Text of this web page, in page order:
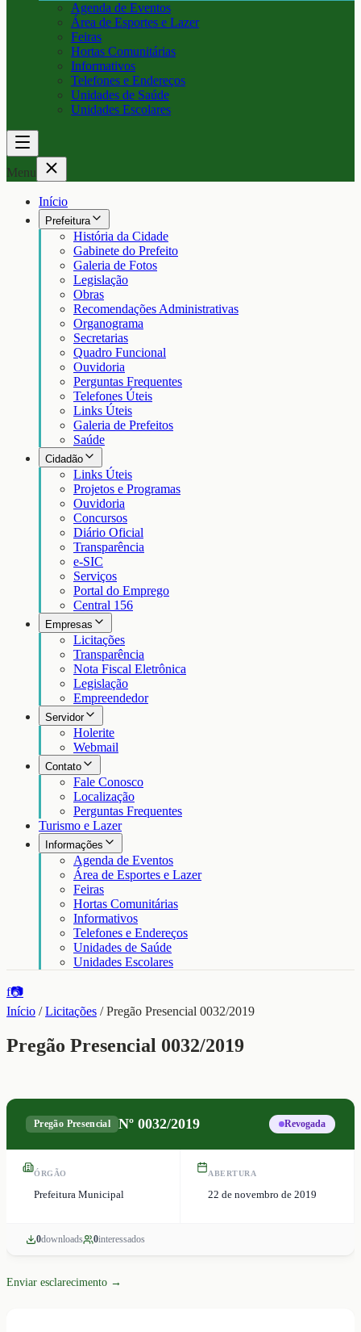
Agenda de Eventos
Área de Esportes e Lazer
Feiras
Hortas Comunitárias
Informativos
Telefones e Endereços
Unidades de Saúde
Unidades Escolares
Menu
Início
Prefeitura
História da Cidade
Gabinete do Prefeito
Galeria de Fotos
Legislação
Obras
Recomendações Administrativas
Organograma
Secretarias
Quadro Funcional
Ouvidoria
Perguntas Frequentes
Telefones Úteis
Links Úteis
Galeria de Prefeitos
Saúde
Cidadão
Links Úteis
Projetos e Programas
Ouvidoria
Concursos
Diário Oficial
Transparência
e-SIC
Serviços
Portal do Emprego
Central 156
Empresas
Licitações
Transparência
Nota Fiscal Eletrônica
Legislação
Empreendedor
Servidor
Holerite
Webmail
Contato
Fale Conosco
Localização
Perguntas Frequentes
Turismo e Lazer
Informações
Agenda de Eventos
Área de Esportes e Lazer
Feiras
Hortas Comunitárias
Informativos
Telefones e Endereços
Unidades de Saúde
Unidades Escolares
f📷
Início /Licitações /Pregão Presencial 0032/2019
Pregão Presencial 0032/2019
Pregão Presencial Nº0032/2019 Revogada
ÓRGÃO
Prefeitura Municipal
ABERTURA
22 de novembro de 2019
0downloads 0interessados
Enviar esclarecimento →